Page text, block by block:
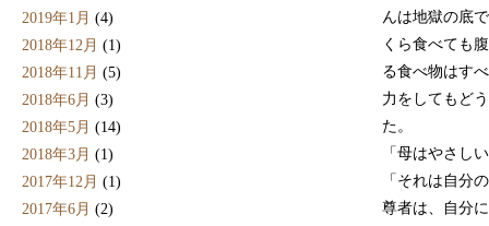
2019年1月 (4)
2018年12月 (1)
2018年11月 (5)
2018年6月 (3)
2018年5月 (14)
2018年3月 (1)
2017年12月 (1)
2017年6月 (2)
んは地獄の底
くら食べても
る食べ物はす
力をしてもど
た。
「母はやさし
「それは自分
尊者は、自分